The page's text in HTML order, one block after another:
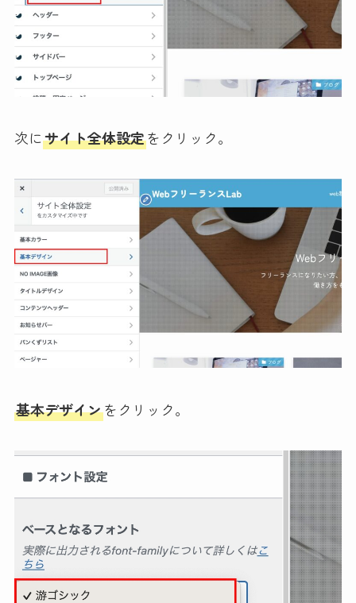
次にサイト全体設定をクリック。
基本デザインをクリック。